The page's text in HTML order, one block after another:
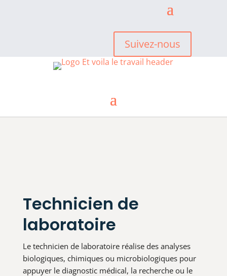
Suivez-nous
Technicien de
laboratoire
Le technicien de laboratoire réalise des analyses
biologiques, chimiques ou microbiologiques pour
appuyer le diagnostic médical, la recherche ou le